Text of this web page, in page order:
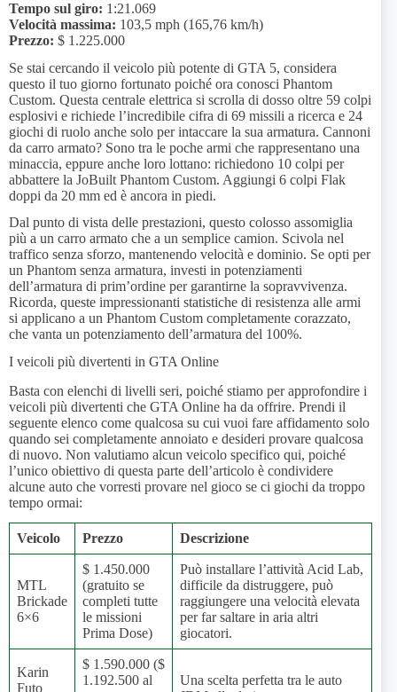
Tempo sul giro: 1:21.069
Velocità massima: 103,5 mph (165,76 km/h)
Prezzo: $ 1.225.000
Se stai cercando il veicolo più potente di GTA 5, considera
questo il tuo giorno fortunato poiché ora conosci Phantom
Custom. Questa centrale elettrica si scrolla di dosso oltre 59 colpi
esplosivi e richiede l’incredibile cifra di 69 missili a ricerca e 24
giochi di ruolo anche solo per intaccare la sua armatura. Cannoni
da carro armato? Sono tra le poche armi che rappresentano una
minaccia, eppure anche loro lottano: richiedono 10 colpi per
abbattere la JoBuilt Phantom Custom. Aggiungi 6 colpi Flak
doppi da 20 mm ed è ancora in piedi.
Dal punto di vista delle prestazioni, questo colosso assomiglia
più a un carro armato che a un semplice camion. Scivola nel
traffico senza sforzo, mantenendo velocità e dominio. Se opti per
un Phantom senza armatura, investi in potenziamenti
dell’armatura di prim’ordine per garantirne la sopravvivenza.
Ricorda, queste impressionanti statistiche di resistenza alle armi
si applicano a un Phantom Custom completamente corazzato,
che vanta un potenziamento dell’armatura del 100%.
I veicoli più divertenti in GTA Online
Basta con elenchi di livelli seri, poiché stiamo per approfondire i
veicoli più divertenti che GTA Online ha da offrire. Prendi il
seguente elenco come qualcosa su cui vuoi fare affidamento solo
quando sei completamente annoiato e desideri provare qualcosa
di nuovo. Non valutiamo alcun veicolo specifico qui, poiché
l’unico obiettivo di questa parte dell’articolo è condividere
alcune auto che vorresti provare nel gioco se ci giochi da troppo
tempo ormai:
Veicolo Prezzo Descrizione
MTL
Brickade
6×6
$ 1.450.000
(gratuito se
completi tutte
le missioni
Prima Dose)
Può installare l’attività Acid Lab,
difficile da distruggere, può
raggiungere una velocità elevata
per far saltare in aria altri
giocatori.
Karin
Futo
$ 1.590.000 ($
1.192.500 al
Una scelta perfetta tra le auto